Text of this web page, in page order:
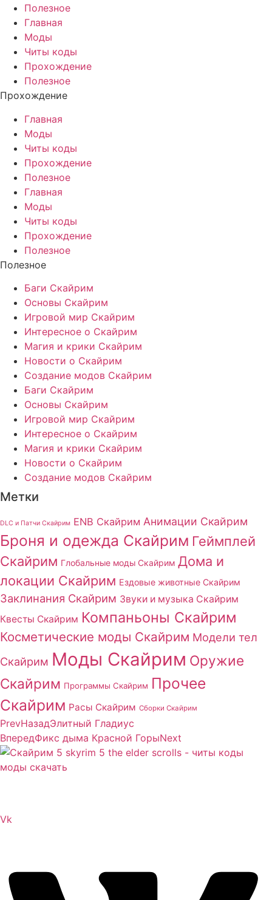
Полезное
Главная
Моды
Читы коды
Прохождение
Полезное
Прохождение
Главная
Моды
Читы коды
Прохождение
Полезное
Главная
Моды
Читы коды
Прохождение
Полезное
Полезное
Баги Скайрим
Основы Скайрим
Игровой мир Скайрим
Интересное о Скайрим
Магия и крики Скайрим
Новости о Скайрим
Создание модов Скайрим
Баги Скайрим
Основы Скайрим
Игровой мир Скайрим
Интересное о Скайрим
Магия и крики Скайрим
Новости о Скайрим
Создание модов Скайрим
Метки
DLC и Патчи Скайрим ENB Скайрим Анимации Скайрим
Броня и одежда Скайрим Геймплей
Скайрим Глобальные моды Скайрим Дома и
локации Скайрим Ездовые животные Скайрим
Заклинания Скайрим Звуки и музыка Скайрим
Квесты Скайрим Компаньоны Скайрим
Косметические моды Скайрим Модели тел
Скайрим Моды Скайрим Оружие
Скайрим Программы Скайрим Прочее
Скайрим Расы Скайрим Сборки Скайрим
PrevНазадЭлитный Гладиус
ВпередФикс дыма Красной ГорыNext
Vk